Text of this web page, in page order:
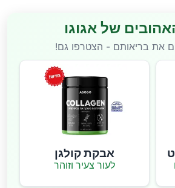
של אגוגו
את בריאותם - הצטרפו גם!
אבקת קולגן
לעור צעיר וזוהר